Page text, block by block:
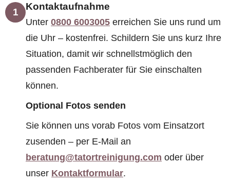
1 Kontaktaufnahme
Unter 0800 6003005 erreichen Sie uns rund um
die Uhr – kostenfrei. Schildern Sie uns kurz Ihre
Situation, damit wir schnellstmöglich den
passenden Fachberater für Sie einschalten
können.
Optional Fotos senden
Sie können uns vorab Fotos vom Einsatzort
zusenden – per E-Mail an
beratung@tatortreinigung.com oder über
unser Kontaktformular.